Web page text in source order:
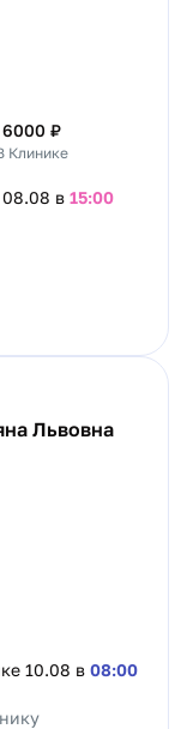
6000 ₽
Клинике
08.08 в 15:00
Львовна
10.08 в 08:00